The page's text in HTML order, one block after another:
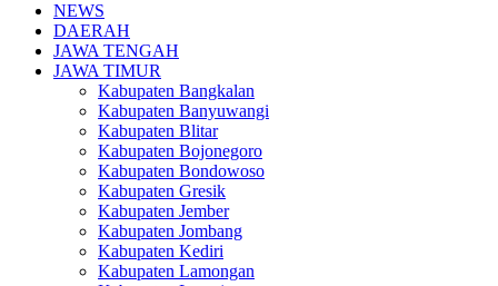
NEWS
DAERAH
JAWA TENGAH
JAWA TIMUR
Kabupaten Bangkalan
Kabupaten Banyuwangi
Kabupaten Blitar
Kabupaten Bojonegoro
Kabupaten Bondowoso
Kabupaten Gresik
Kabupaten Jember
Kabupaten Jombang
Kabupaten Kediri
Kabupaten Lamongan